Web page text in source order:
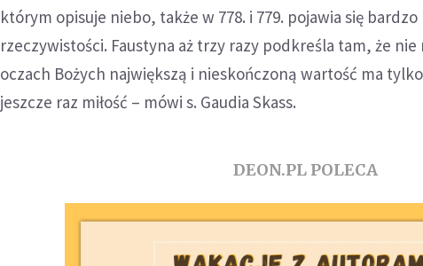
którym opisuje niebo, także w 778. i 779. pojawia się
rzeczywistości. Faustyna aż trzy razy podkreśla tam, że nie
oczach Bożych największą i nieskończoną wartość ma tylko
jeszcze raz miłość – mówi s. Gaudia Skass.
DEON.PL POLECA